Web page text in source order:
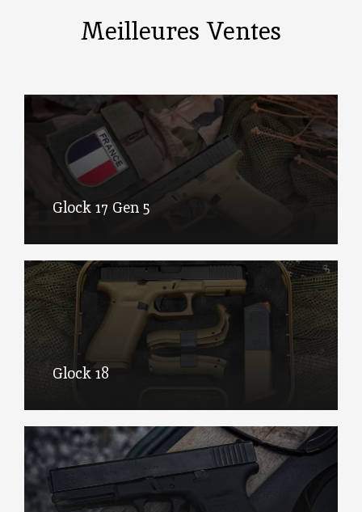
Meilleures Ventes
Glock 17 Gen 5
Glock 18